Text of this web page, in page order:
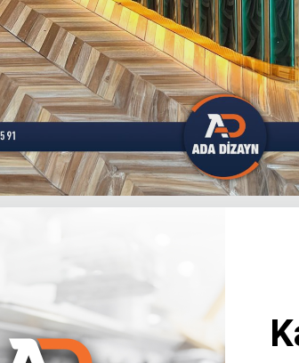
uzman ekibimizle Beyti Kebap için modern
Projemiz, hijyen standartlarına uygun,
üzere özel olarak geliştirilmiştir. İş akışınızı
inceleyin.